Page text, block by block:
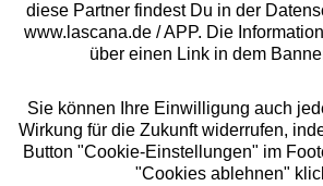
diese Partner findest Du in der
www.lascana.de / APP. Die
über einen Link in dem
Sie können Ihre Einwilligung auch
Wirkung für die Zukunft widerrufen,
Button "Cookie-Einstellungen" im
"Cookies ablehnen"